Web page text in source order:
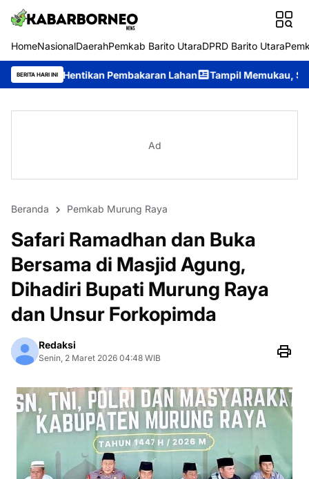
HomeNasionalDaerahPemkab Barito UtaraDPRD Barito Utara
BERITA HARI INI
Pembakaran Lahan Tampil Memukau, Seribu Riam Sabet
Ad
Beranda Pemkab Murung Raya
Safari Ramadhan dan Buka
Bersama di Masjid Agung,
Dihadiri Bupati Murung Raya
dan Unsur Forkopimda
Redaksi
Senin, 2 Maret 2026 04:48 WIB